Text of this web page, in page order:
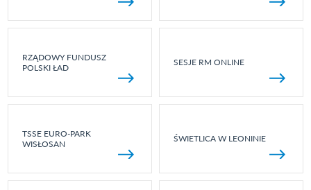
RZĄDOWY FUNDUSZ
POLSKI ŁAD
SESJE RM ONLINE
TSSE EURO-PARK
WISŁOSAN
ŚWIETLICA W LEONINIE